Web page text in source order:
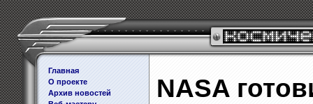
Главная
О проекте
Архив новостей
NASA